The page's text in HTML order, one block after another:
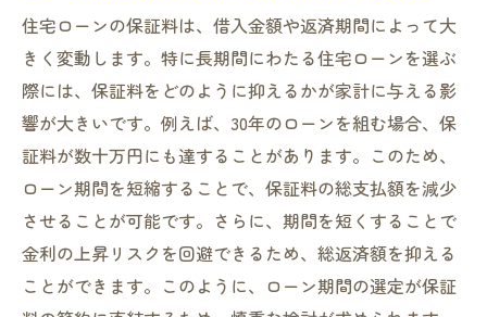
保証料削減による資金計画の改善
守口市の実例から学ぶ保証料見直し
守口市で最適な住宅ローン保証料を見つけるに
は
地域限定の特典を活用する
金融機関ごとの保証料を比較する
守口市内のローン専門家のアドバイスを受
ける
インターネットを活用した保証料調査法
住宅ローンの保証料は、借入金額や返済期間によって大
きく変動します。特に長期間にわたる住宅ローンを選ぶ
際には、保証料をどのように抑えるかが家計に与える影
響が大きいです。例えば、30年のローンを組む場合、保
証料が数十万円にも達することがあります。このため、
ローン期間を短縮することで、保証料の総支払額を減少
させることが可能です。さらに、期間を短くすることで
金利の上昇リスクを回避できるため、総返済額を抑える
ことができます。このように、ローン期間の選定が保証